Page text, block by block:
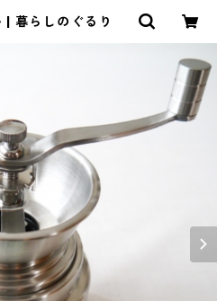
| 暮らしのぐるり